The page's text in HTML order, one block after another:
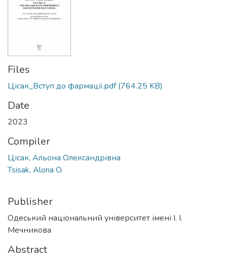
Files
Цісак_Вступ до фармації.pdf(764.25 KB)
Date
2023
Compiler
Цісак, Альона Олександрівна
Tsisak, Alona O.
Publisher
Одеський національний університет імені І. І.
Мечникова
Abstract